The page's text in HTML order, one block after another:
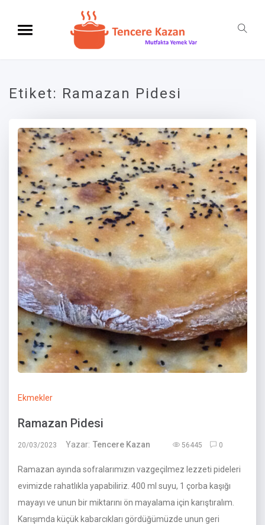
Etiket: Ramazan Pidesi
Ekmekler
Ramazan Pidesi
20/03/2023 Yazar: Tencere Kazan 56445 0
Ramazan ayında sofralarımızın vazgeçilmez lezzeti pideleri
evimizde rahatlıkla yapabiliriz. 400 ml suyu, 1 çorba kaşığı
mayayı ve unun bir miktarını ön mayalama için karıştıralım.
Karışımda küçük kabarcıkları gördüğümüzde unun geri